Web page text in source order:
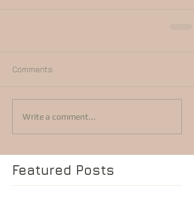
Comments
Write a comment...
Featured Posts